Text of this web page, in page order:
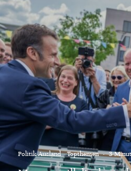
Politik Ausland Topthemen · 3